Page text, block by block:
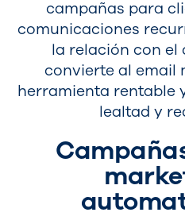
campañas para
comunicaciones
la relación con el
convierte al email
herramienta rentable
lealtad y